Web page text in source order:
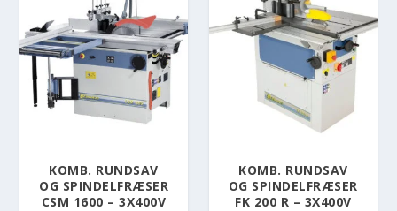
KOMB. RUNDSAV
OG SPINDELFRÆSER
CSM 1600 – 3X400V
KOMB. RUNDSAV
OG SPINDELFRÆSER
FK 200 R – 3X400V